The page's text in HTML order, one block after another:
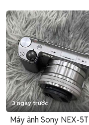
3 ngày trước
Máy ảnh Sony NEX-5T